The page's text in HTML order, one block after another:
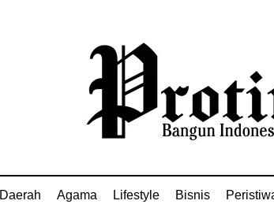
Daerah Agama Lifestyle Bisnis